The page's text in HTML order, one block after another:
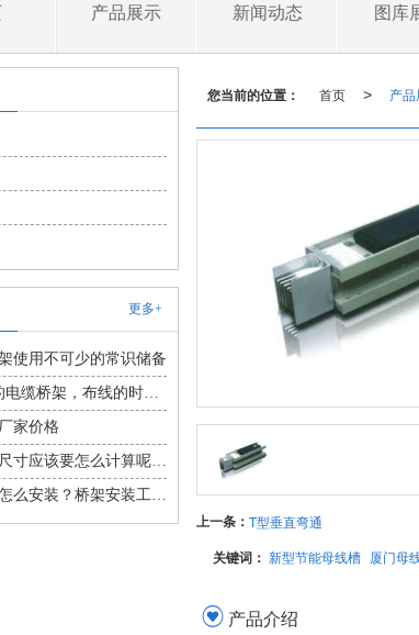
产品展示 新闻动态 图库
您当前的位置： 首页 > 产
上一条： T型垂直弯通
关键词： 新型节能母线槽 厦门母
产品介绍
更多+
使用不可少的常识储备
2米以上的电缆桥架，布线的时候有没有什么小窍门吗？
家价格
电缆桥架尺寸应该要怎么计算呢，安装桥架应该注意什么问题
电缆桥架怎么安装？桥架安装工艺大分享